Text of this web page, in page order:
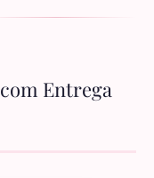
com Entrega